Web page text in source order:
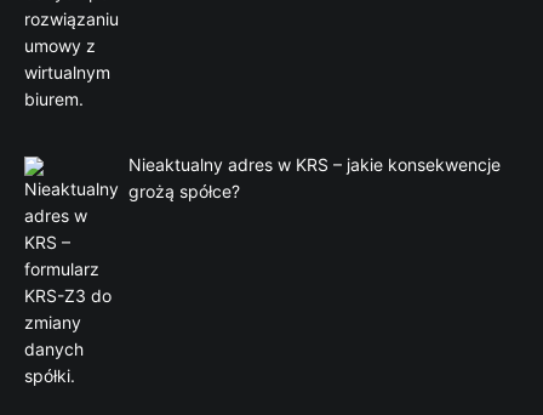
Nieaktualny adres w KRS – jakie konsekwencje
grożą spółce?